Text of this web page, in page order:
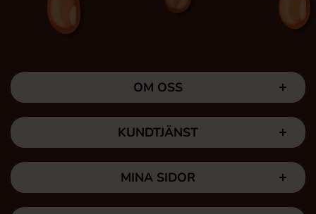
OM OSS
KUNDTJÄNST
MINA SIDOR